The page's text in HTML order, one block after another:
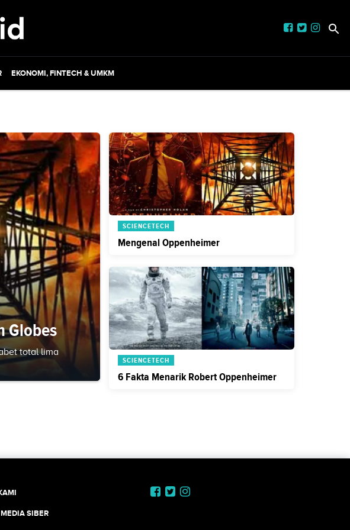
EKONOMI, FINTECH & UMKM
Globes
total lima
SCIENCETECH
Mengenal Oppenheimer
SCIENCETECH
6 Fakta Menarik Robert Oppenheimer
SIBER